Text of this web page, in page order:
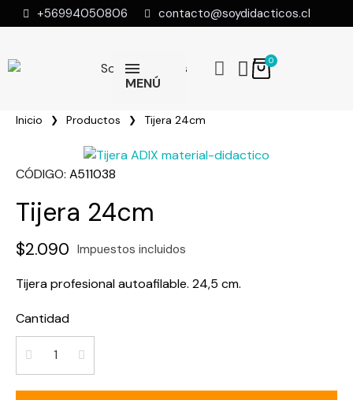
+56994050806 contacto@soydidacticos.cl
MENÚ
Inicio Productos Tijera 24cm
CÓDIGO A511038
Tijera 24cm
$2.090 Impuestos incluidos
Tijera profesional autoafilable. 24,5 cm.
Cantidad